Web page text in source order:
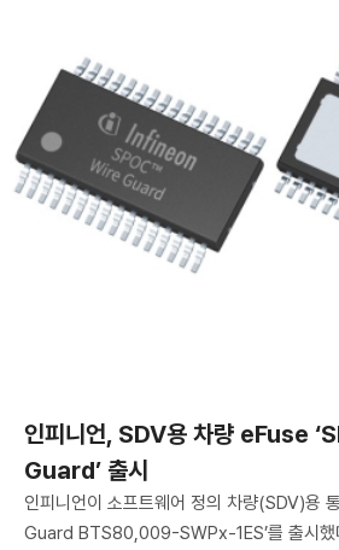
인피니언, SDV용 차량 eFuse
Guard’ 출시
인피니언이 소프트웨어 정의 차량(SDV)용
Guard BTS80,009-SWPx-1ES’를 출시했